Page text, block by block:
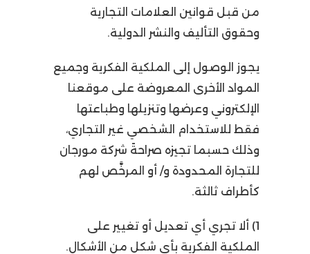
من قبل قوانين العلامات التجارية
وحقوق التأليف والنشر الدولية.
يجوز الوصول إلى الملكية الفكرية وجميع
المواد الأخرى المعروضة على موقعنا
الإلكتروني وعرضها وتنزيلها وطباعتها
فقط للاستخدام الشخصي غير التجاري،
وذلك حسبما تجيزه صراحةً شركة مورجان
للتجارة المحدودة و/ أو المرخَّص لهم
كأطراف ثالثة.
1) ألا تجري أي تعديل أو تغيير على
الملكية الفكرية بأي شكل من الأشكال.